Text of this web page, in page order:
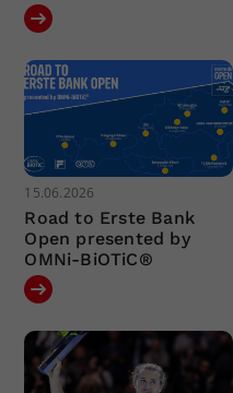
15.06.2026
Road to Erste Bank
Open presented by
OMNi-BiOTiC®